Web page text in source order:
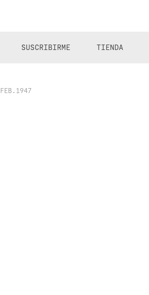
SUSCRIBIRME TIENDA
FEB.1947